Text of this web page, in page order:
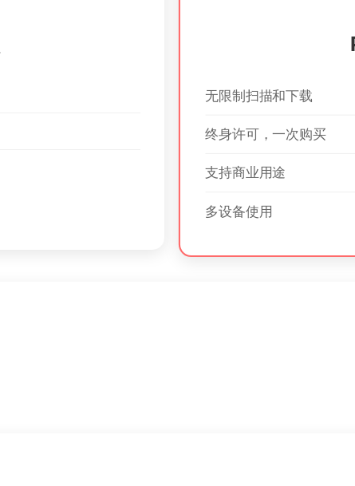
无限制扫描和下载
终身许可，一次购买
支持商业用途
多设备使用